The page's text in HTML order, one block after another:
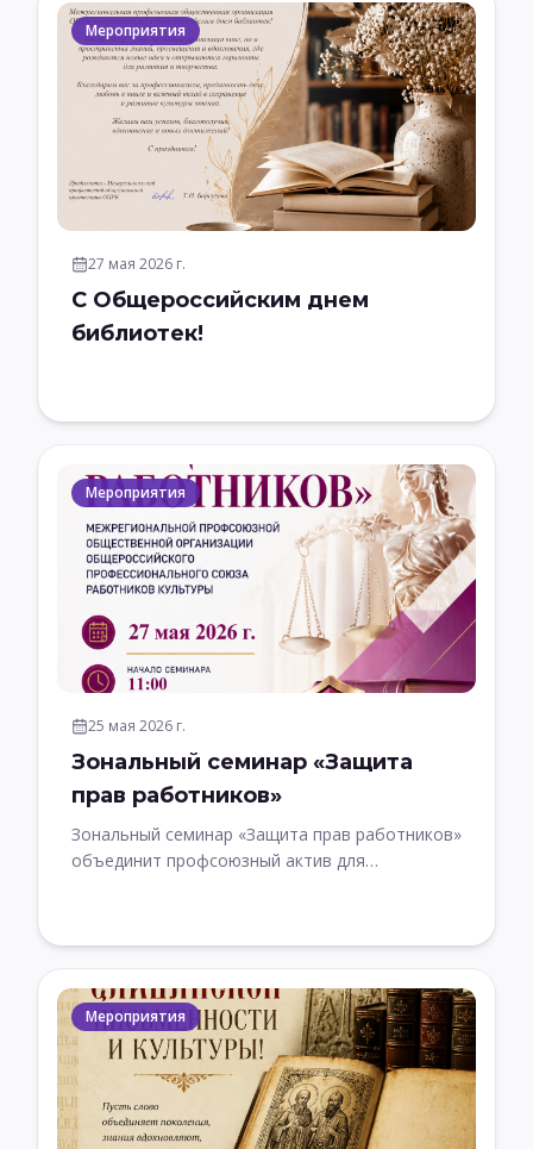
Мероприятия
27 мая 2026 г.
С Общероссийским днем
библиотек!
Мероприятия
25 мая 2026 г.
Зональный семинар «Защита
прав работников»
Зональный семинар «Защита прав работников»
объединит профсоюзный актив для
Мероприятия